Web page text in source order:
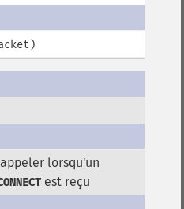
lorsqu'un
est reçu